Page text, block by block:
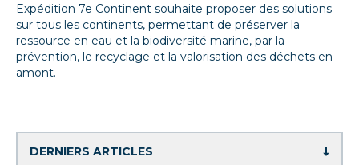
Expédition 7e Continent souhaite proposer des solutions
sur tous les continents, permettant de préserver la
ressource en eau et la biodiversité marine, par la
prévention, le recyclage et la valorisation des déchets en
amont.